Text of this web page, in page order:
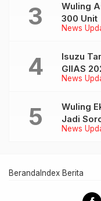
News
Wuling
300 Unit
News
Isuzu
GIIAS
Mandiri
News
Wuling
Jadi
Beranda Index Berita